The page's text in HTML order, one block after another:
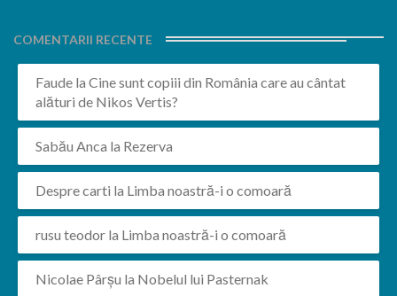
COMENTARII RECENTE
Faude la Cine sunt copiii din România care au cântat
alături de Nikos Vertis?
Sabău Anca la Rezerva
Despre carti la Limba noastră-i o comoară
rusu teodor la Limba noastră-i o comoară
Nicolae Pârșu la Nobelul lui Pasternak